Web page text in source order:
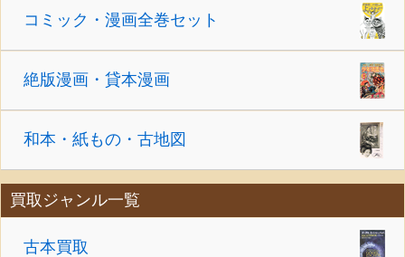
コミック・漫画全巻セット
絶版漫画・貸本漫画
和本・紙もの・古地図
買取ジャンル一覧
古本買取